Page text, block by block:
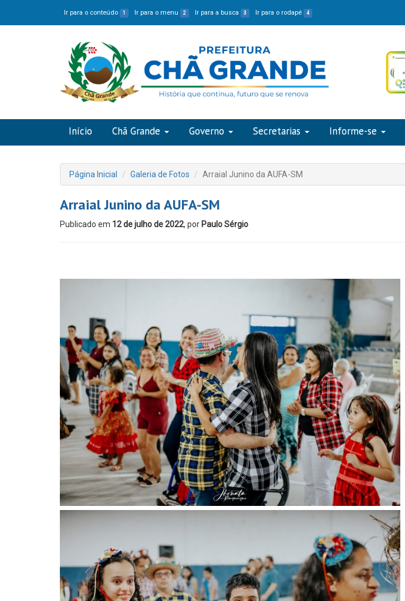
Ir para o conteúdo 1 Ir para o menu 2 Ir para a busca 3 Ir para o rodapé 4
Início Chã Grande Governo Secretarias Informe-se
Página Inicial Galeria de Fotos Arraial Junino da AUFA-SM
Arraial Junino da AUFA-SM
Publicado em 12 de julho de 2022, por Paulo Sérgio